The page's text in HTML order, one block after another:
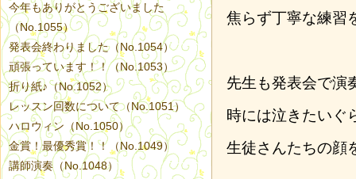
焦らず丁寧な練習
先生も発表会で演
時には泣きたいぐ
生徒さんたちの顔
今年もありがとうございました
（No.1055）
発表会終わりました（No.1054）
頑張っています！！（No.1053）
折り紙♪（No.1052）
レッスン回数について（No.1051）
ハロウィン（No.1050）
金賞！最優秀賞！！（No.1049）
講師演奏（No.1048）